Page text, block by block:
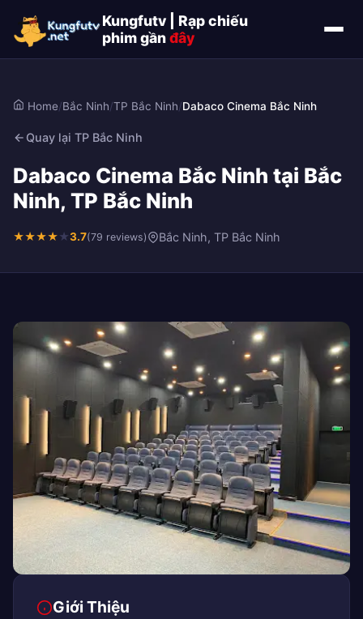
Kungfutv | Rạp chiếu
phim gầnđây
Home/Bắc Ninh/TP Bắc Ninh/Dabaco Cinema Bắc Ninh
Quay lại TP Bắc Ninh
Dabaco Cinema Bắc Ninh tại Bắc
Ninh, TP Bắc Ninh
★★★★★3.7(79 reviews) Bắc Ninh, TP Bắc Ninh
Giới Thiệu